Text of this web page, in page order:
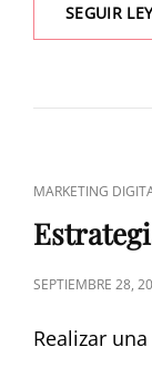
SEGUIR
MARKETING
SEPTIEMBRE 28,
Realizar